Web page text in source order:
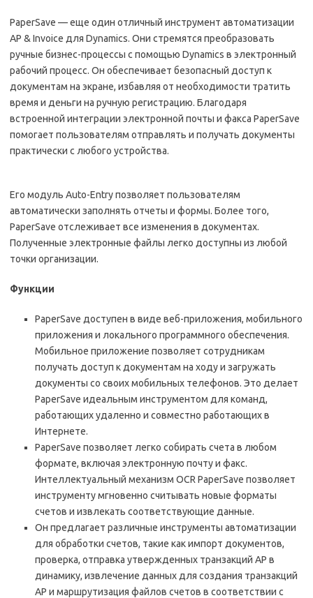
PaperSave — еще один отличный инструмент автоматизации
AP & Invoice для Dynamics. Они стремятся преобразовать
ручные бизнес-процессы с помощью Dynamics в электронный
рабочий процесс. Он обеспечивает безопасный доступ к
документам на экране, избавляя от необходимости тратить
время и деньги на ручную регистрацию. Благодаря
встроенной интеграции электронной почты и факса PaperSave
помогает пользователям отправлять и получать документы
практически с любого устройства.
Его модуль Auto-Entry позволяет пользователям
автоматически заполнять отчеты и формы. Более того,
PaperSave отслеживает все изменения в документах.
Полученные электронные файлы легко доступны из любой
точки организации.
Функции
PaperSave доступен в виде веб-приложения, мобильного
приложения и локального программного обеспечения.
Мобильное приложение позволяет сотрудникам
получать доступ к документам на ходу и загружать
документы со своих мобильных телефонов. Это делает
PaperSave идеальным инструментом для команд,
работающих удаленно и совместно работающих в
Интернете.
PaperSave позволяет легко собирать счета в любом
формате, включая электронную почту и факс.
Интеллектуальный механизм OCR PaperSave позволяет
инструменту мгновенно считывать новые форматы
счетов и извлекать соответствующие данные.
Он предлагает различные инструменты автоматизации
для обработки счетов, такие как импорт документов,
проверка, отправка утвержденных транзакций AP в
динамику, извлечение данных для создания транзакций
AP и маршрутизация файлов счетов в соответствии с